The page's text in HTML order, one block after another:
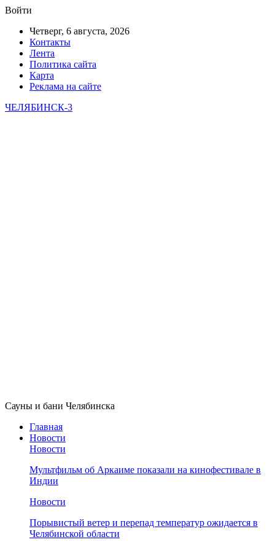
Войти
Четверг, 6 августа, 2026
Контакты
Лента
Политика сайта
Карта
Реклама на сайте
ЧЕЛЯБИНСК-3
Сауны и бани Челябинска
Главная
Новости
Новости
Мультфильм об Аркаиме показали на кинофестивале в
Индии
Новости
Порывистый ветер и перепад температур ожидается в
Челябинской области